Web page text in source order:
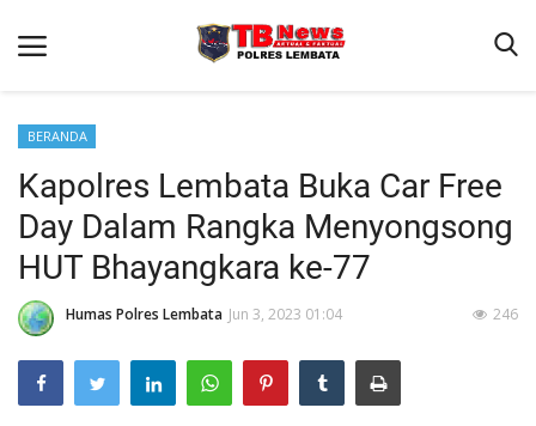
Beranda
Binkam
Terms & Conditions
Giat Ops
Reskrim
Polisi Kita
BERANDA
Kapolres Lembata Buka Car Free
Day Dalam Rangka Menyongsong
HUT Bhayangkara ke-77
Humas Polres Lembata Jun 3, 2023 01:04 246